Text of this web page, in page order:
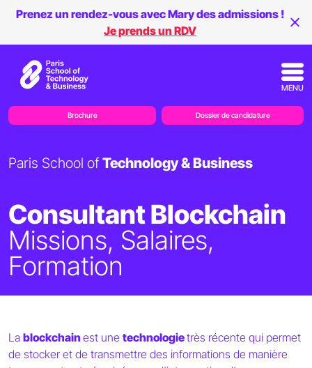
Consultant Blockchain
Missions, Salaires,
Formation
Paris School ofTechnology & Business
La blockchain est une technologietrès récente qui permet
de stocker et de transmettre des informations de manière
Prenez un rendez-vous avec Mary des admissions !
Je prends un RDV
MENU
Brochure Dossier de candidature